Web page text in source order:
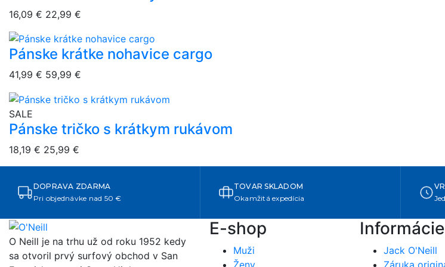
16,09 € 22,99 €
overlay bg
Pánske krátke nohavice cargo
41,99 € 59,99 €
overlay bg
SALE
Pánske tričko s krátkym rukávom
18,19 € 25,99 €
DOPRAVA ZDARMA
Pri objednávke nad 50 €
TOVAR SKLADOM
Okamžitá expedícia
O Neill je na trhu už od roku 1952 kedy
sa otvoril prvý surfový obchod v San
E-shop
Muži
Informácie
Jack O'Neill